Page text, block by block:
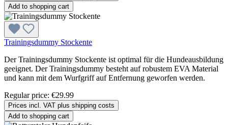
Add to shopping cart
Trainingsdummy Stockente
Der Trainingsdummy Stockente ist optimal für die Hundeausbildung
geeignet. Der Trainingsdummy besteht auf robustem EVA Material
und kann mit dem Wurfgriff auf Entfernung geworfen werden.
Regular price: €29.99
Prices incl. VAT plus shipping costs
Add to shopping cart